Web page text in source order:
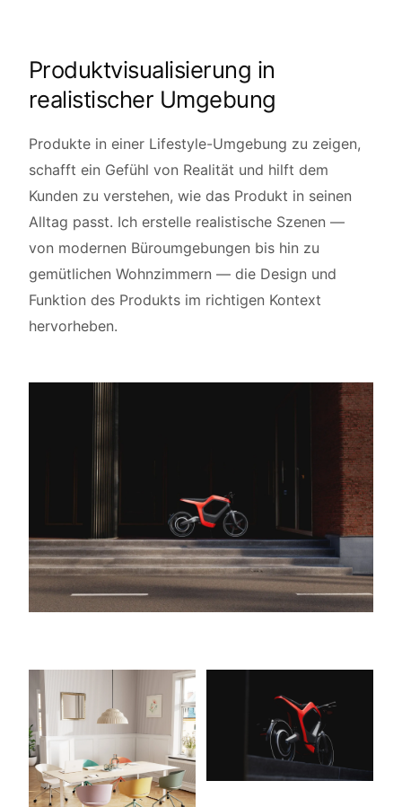
Produktvisualisierung in
realistischer Umgebung
Produkte in einer Lifestyle-Umgebung zu zeigen,
schafft ein Gefühl von Realität und hilft dem
Kunden zu verstehen, wie das Produkt in seinen
Alltag passt. Ich erstelle realistische Szenen —
von modernen Büroumgebungen bis hin zu
gemütlichen Wohnzimmern — die Design und
Funktion des Produkts im richtigen Kontext
hervorheben.